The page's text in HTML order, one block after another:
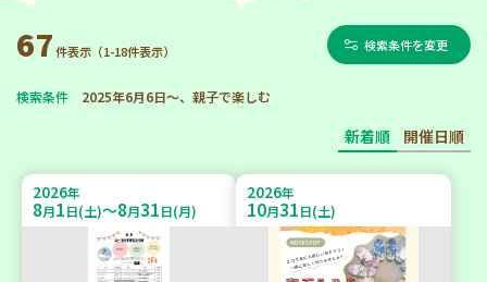
67件表示（1-18件表示） 検索条件を変更
検索条件 2025年6月6日～、親子で楽しむ
新着順 開催日順
2026年
8月1日(土)～8月31日(月)
2026年
10月31日(土)